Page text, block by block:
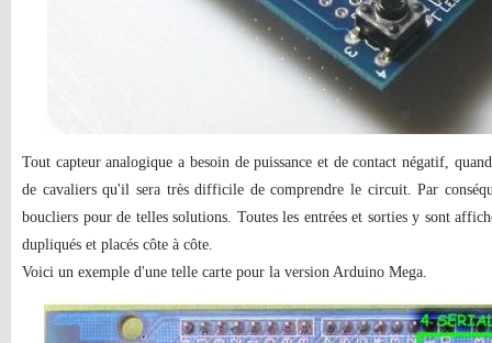
Tout capteur analogique a besoin de puissance et de contact négatif,
de cavaliers qu'il sera très difficile de comprendre le circuit. Par
boucliers pour de telles solutions. Toutes les entrées et sorties y sont
dupliqués et placés côte à côte.
Voici un exemple d'une telle carte pour la version Arduino Mega.